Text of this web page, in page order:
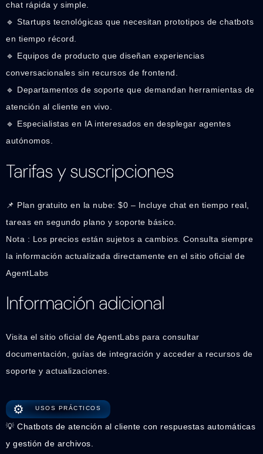
chat rápida y simple.
🔹 Startups tecnológicas que necesitan prototipos de chatbots
en tiempo récord.
🔹 Equipos de producto que diseñan experiencias
conversacionales sin recursos de frontend.
🔹 Departamentos de soporte que demandan herramientas de
atención al cliente en vivo.
🔹 Especialistas en IA interesados en desplegar agentes
autónomos.
Tarifas y suscripciones
📌 Plan gratuito en la nube: $0 – Incluye chat en tiempo real,
tareas en segundo plano y soporte básico.
Nota : Los precios están sujetos a cambios. Consulta siempre
la información actualizada directamente en el sitio oficial de
AgentLabs
Información adicional
Visita el sitio oficial de AgentLabs para consultar
documentación, guías de integración y acceder a recursos de
soporte y actualizaciones.
⚙️ USOS PRÁCTICOS
💡 Chatbots de atención al cliente con respuestas automáticas
y gestión de archivos.